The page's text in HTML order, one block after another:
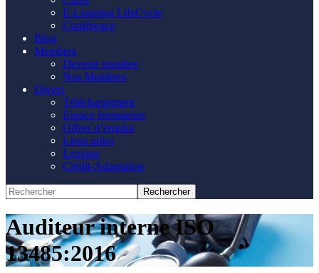
E-Learning LifeCycle
Conférence
Blog
Membres
Devenir membre
Nos Membres
Divers
Téléchargement
Espace formateurs
Offres d’emploi
Liens utiles
Lexique
Crédit-Adaptation
Auditeur interne ISO
13485:2016